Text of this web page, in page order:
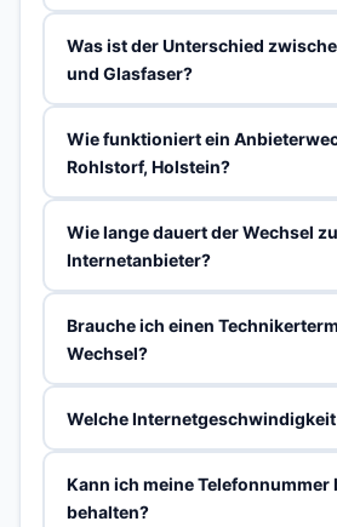
Was ist der Unterschied
und Glasfaser?
Wie funktioniert ein
Rohlstorf, Holstein?
Wie lange dauert der Wechsel
Internetanbieter?
Brauche ich einen
Wechsel?
Welche
Kann ich meine Telefonnummer
behalten?